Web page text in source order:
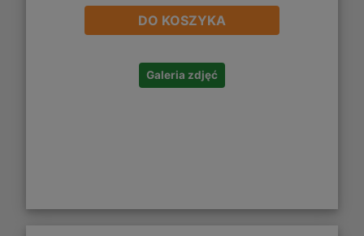
DO KOSZYKA
Galeria zdjęć